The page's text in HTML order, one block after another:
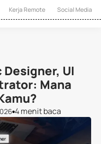
Kerja Remote Social Media
UI
Mana
4 menit baca